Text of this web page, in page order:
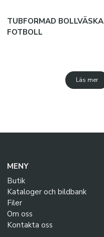
TUBFORMAD BOLLVÄSKA
FOTBOLL
Läs mer
MENY
Butik
Kataloger och bildbank
Filer
Om oss
Kontakta oss